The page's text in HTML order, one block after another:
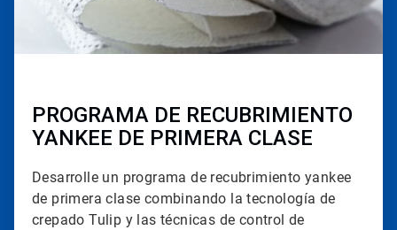
PROGRAMA DE RECUBRIMIENTO
YANKEE DE PRIMERA CLASE
Desarrolle un programa de recubrimiento yankee
de primera clase combinando la tecnología de
crepado Tulip y las técnicas de control de